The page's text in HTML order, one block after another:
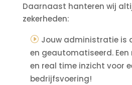
Daarnaast hanteren wij
zekerheden:
Jouw administratie
en geautomatiseerd.
en real time inzicht voor
bedrijfsvoering!